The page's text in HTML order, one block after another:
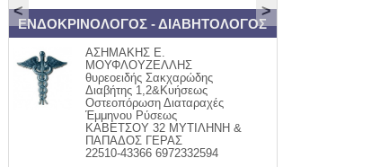
>
<
ΕΝΔΟΚΡΙΝΟΛΟΓΟΣ - ΔΙΑΒΗΤΟΛΟΓΟΣ
ΑΣΗΜΑΚΗΣ Ε.
ΜΟΥΦΛΟΥΖΕΛΛΗΣ
θυρεοειδής Σακχαρώδης
Διαβήτης 1,2&Κυήσεως
Οστεοπόρωση Διαταραχές
Έμμηνου Ρύσεως
ΚΑΒΕΤΣΟΥ 32 ΜΥΤΙΛΗΝΗ &
ΠΑΠΑΔΟΣ ΓΕΡΑΣ
22510-43366 6972332594